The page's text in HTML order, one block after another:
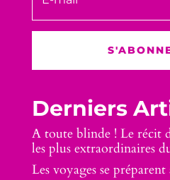
Derniers
A toute blinde ! Le récit
les plus extraordinaires
Les voyages se